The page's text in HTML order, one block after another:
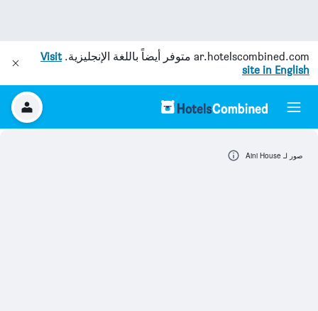
ar.hotelscombined.com متوفر أيضاً باللغة الإنجليزية.Visit
site in English
صور لـ Aini House